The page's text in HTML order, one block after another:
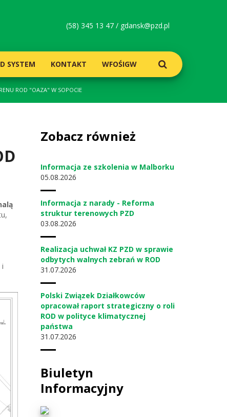
(58) 345 13 47 / gdansk@pzd.pl
SYSTEM KONTAKT WFOŚIGW
ROD "OAZA" W SOPOCIE
i
Zobacz również
Informacja ze szkolenia w Malborku
05 08.2026
Informacja z narady - Reforma
struktur terenowych PZD
03 08.2026
Realizacja uchwał KZ PZD w sprawie
odbytych walnych zebrań w ROD
31 07.2026
Polski Związek Działkowców
opracował raport strategiczny o roli
ROD w polityce klimatycznej
państwa
31 07.2026
Biuletyn
Informacyjny